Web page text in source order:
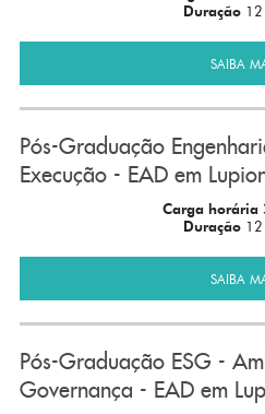
Duração
SAIBA
Pós-Graduação
Execução - EAD em
Carga horária
Duração
SAIBA
Pós-Graduação ESG -
Governança - EAD em